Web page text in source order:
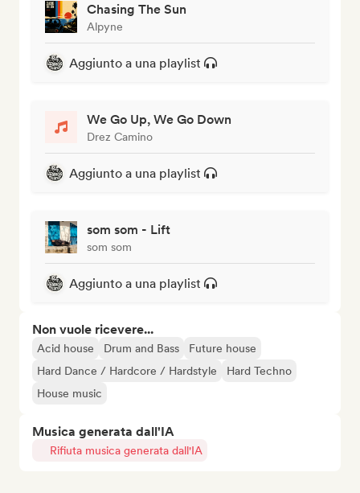
Chasing The Sun
Alpyne
Aggiunto a una playlist
We Go Up, We Go Down
Drez Camino
Aggiunto a una playlist
som som - Lift
som som
Aggiunto a una playlist
Non vuole ricevere...
Acid house Drum and Bass
Future house
Hard Dance / Hardcore / Hardstyle
Hard Techno
House music
Musica generata dall'IA
Rifiuta musica generata dall'IA